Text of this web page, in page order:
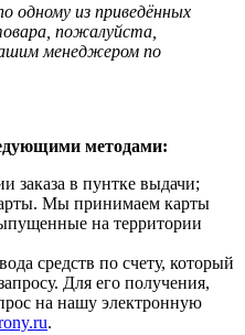
из приведённых
пожалуйста,
менеджером по
методами:
заказа в пунтке выдачи;
Мы принимаем карты
на территории
средств по счету, который
Для его получения,
на нашу электронную
.